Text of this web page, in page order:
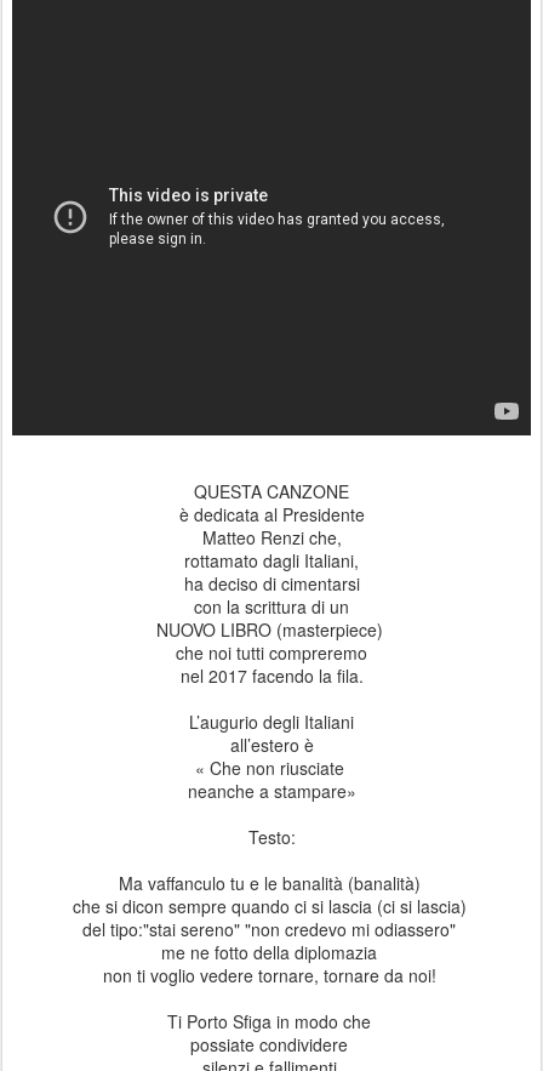
QUESTA CANZONE
è dedicata al Presidente
Matteo Renzi che,
rottamato dagli Italiani,
ha deciso di cimentarsi
con la scrittura di un
NUOVO LIBRO (masterpiece)
che noi tutti compreremo
nel 2017 facendo la fila.
L’augurio degli Italiani
all’estero è
« Che non riusciate
neanche a stampare»
Testo:
Ma vaffanculo tu e le banalità (banalità)
che si dicon sempre quando ci si lascia (ci si lascia)
del tipo:"stai sereno" "non credevo mi odiassero"
me ne fotto della diplomazia
non ti voglio vedere tornare, tornare da noi!
Ti Porto Sfiga in modo che
possiate condividere